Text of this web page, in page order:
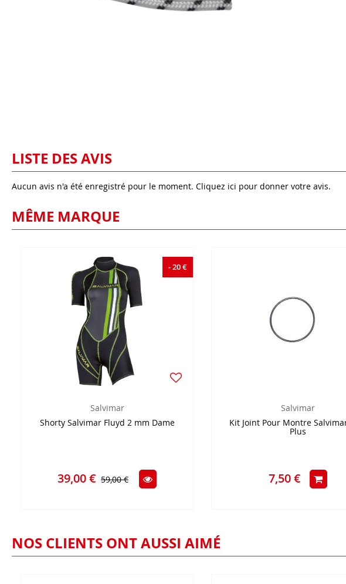
LISTE DES AVIS
Aucun avis n'a été enregistré pour le moment. Cliquez ici pour donner votre avis.
MÊME MARQUE
- 20 €
Salvimar
Shorty Salvimar Fluyd 2 mm Dame
39,00 € 59,00 €
Salvimar
Kit Joint Pour Montre
Plus
7,50 €
NOS CLIENTS ONT AUSSI AIMÉ